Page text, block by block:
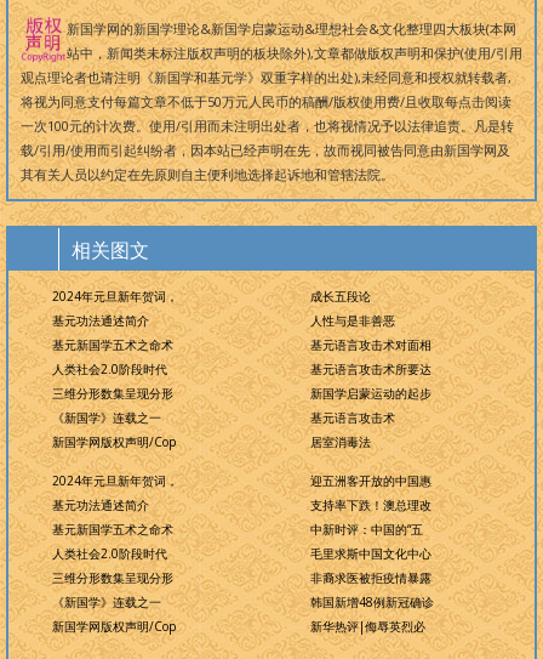
新国学网的新国学理论&新国学启蒙运动&理想社会&文化整理四大板块(本网
站中，新闻类未标注版权声明的板块除外),文章都做版权声明和保护(使用/引用
观点理论者也请注明《新国学和基元学》双重字样的出处),未经同意和授权就转载者,
将视为同意支付每篇文章不低于50万元人民币的稿酬/版权使用费/且收取每点击阅读
一次100元的计次费。使用/引用而未注明出处者，也将视情况予以法律追责。凡是转
载/引用/使用而引起纠纷者，因本站已经声明在先，故而视同被告同意由新国学网及
其有关人员以约定在先原则自主便利地选择起诉地和管辖法院。
相关图文
2024年元旦新年贺词，
基元功法通述简介
基元新国学五术之命术
人类社会2.0阶段时代
三维分形数集呈现分形
《新国学》连载之一
新国学网版权声明/Cop
成长五段论
人性与是非善恶
基元语言攻击术对面相
基元语言攻击术所要达
新国学启蒙运动的起步
基元语言攻击术
居室消毒法
2024年元旦新年贺词，
基元功法通述简介
基元新国学五术之命术
人类社会2.0阶段时代
三维分形数集呈现分形
《新国学》连载之一
新国学网版权声明/Cop
迎五洲客开放的中国惠
支持率下跌！澳总理改
中新时评：中国的“五
毛里求斯中国文化中心
非裔求医被拒疫情暴露
韩国新增48例新冠确诊
新华热评|侮辱英烈必